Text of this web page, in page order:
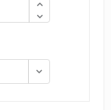
Орех